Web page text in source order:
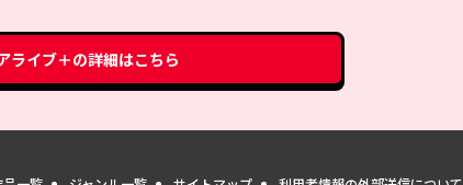
ライブ＋の詳細はこちら